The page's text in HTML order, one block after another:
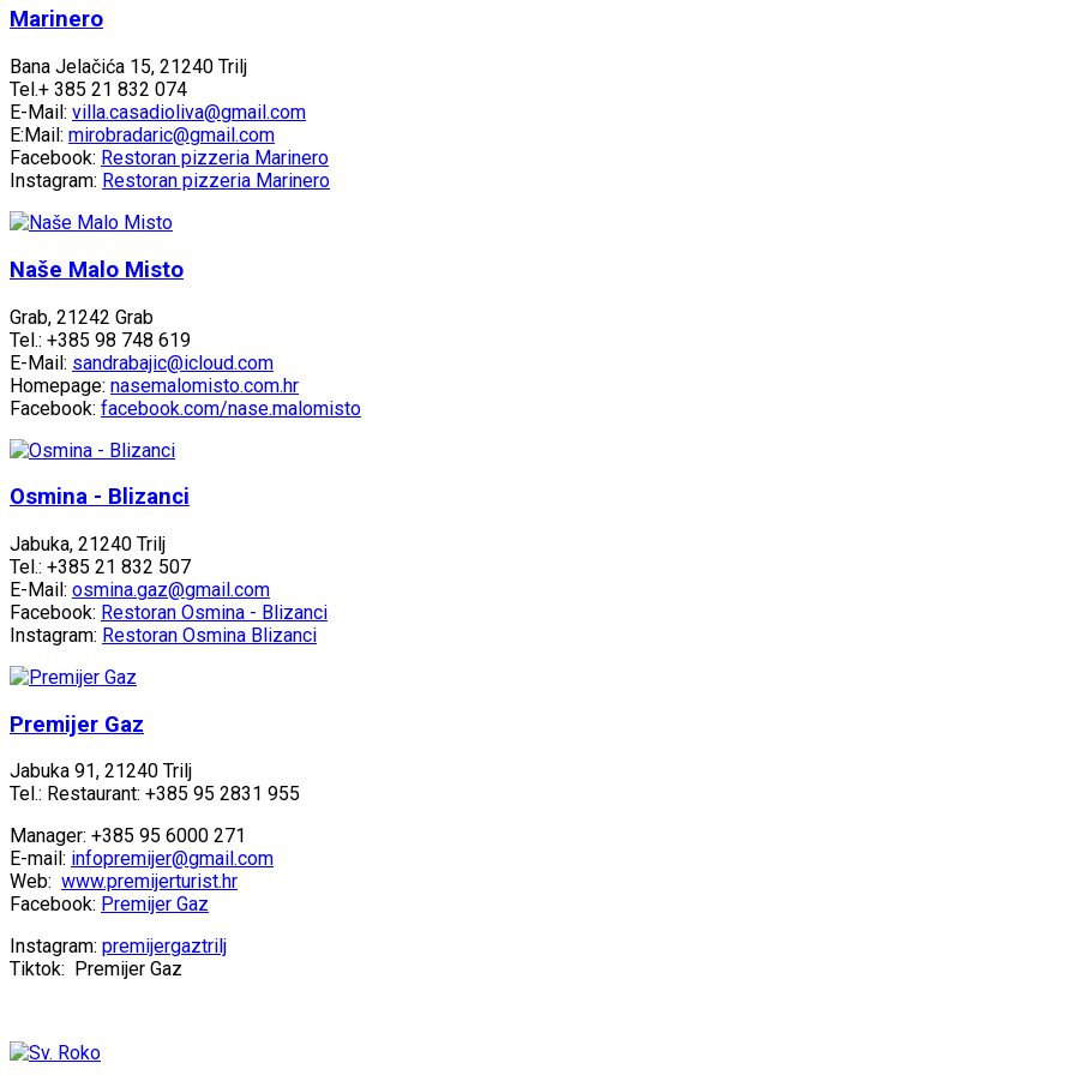
Marinero
Bana Jelačića 15, 21240 Trilj
Tel.+ 385 21 832 074
E-Mail: villa.casadioliva@gmail.com
E:Mail: mirobradaric@gmail.com
Facebook: Restoran pizzeria Marinero
Instagram: Restoran pizzeria Marinero
Naše Malo Misto
Grab, 21242 Grab
Tel.: +385 98 748 619
E-Mail: sandrabajic@icloud.com
Homepage: nasemalomisto.com.hr
Facebook: facebook.com/nase.malomisto
Osmina - Blizanci
Jabuka, 21240 Trilj
Tel.: +385 21 832 507
E-Mail: osmina.gaz@gmail.com
Facebook: Restoran Osmina - Blizanci
Instagram: Restoran Osmina Blizanci
Premijer Gaz
Jabuka 91, 21240 Trilj
Tel.: Restaurant: +385 95 2831 955
Manager: +385 95 6000 271
E-mail: infopremijer@gmail.com
Web: www.premijerturist.hr
Facebook: Premijer Gaz
Instagram: premijergaztrilj
Tiktok: Premijer Gaz